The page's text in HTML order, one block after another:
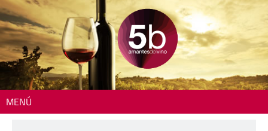
MENÚ